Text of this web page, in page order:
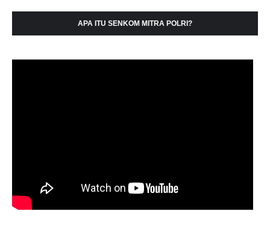
APA ITU SENKOM MITRA POLRI?